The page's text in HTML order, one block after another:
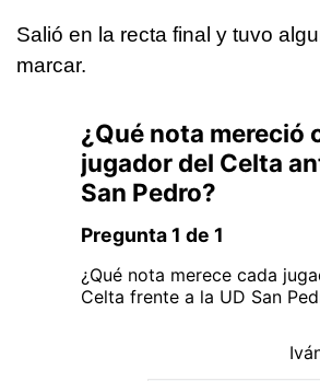
Salió en la recta final y tuvo
marcar.